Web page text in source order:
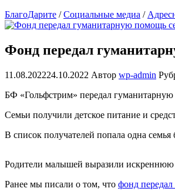
БлагоДарите /Социальные медиа /
Фонд передал
11.08.202224.10.2022 Автор wp-admin
БФ «Гольфстрим» передал гуманитарную
Семьи получили детское питание и
В список получателей попала одна
Родители малышей выразили искреннюю
Ранее мы писали о том, что фонд